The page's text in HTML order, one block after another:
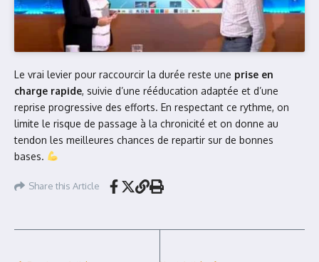
Le vrai levier pour raccourcir la durée reste une prise en
charge rapide, suivie d’une rééducation adaptée et d’une
reprise progressive des efforts. En respectant ce rythme, on
limite le risque de passage à la chronicité et on donne au
tendon les meilleures chances de repartir sur de bonnes
bases.
Share this Article